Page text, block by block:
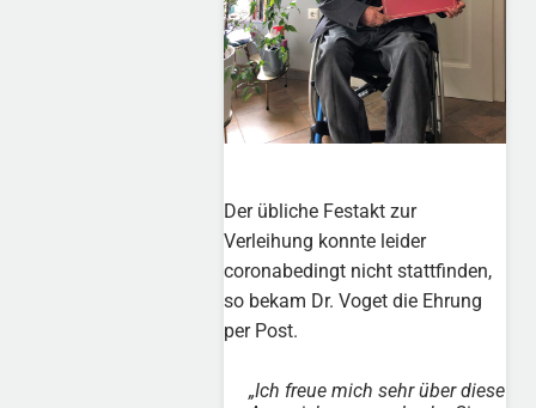
Der übliche Festakt zur
Verleihung konnte leider
coronabedingt nicht stattfinden,
so bekam Dr. Voget die Ehrung
per Post.
„Ich freue mich sehr über diese